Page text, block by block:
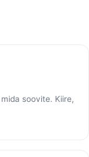
soovite. Kiire,